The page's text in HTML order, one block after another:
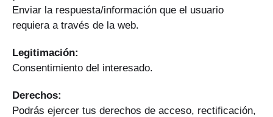
Enviar la respuesta/información que el usuario
requiera a través de la web.
Legitimación:
Consentimiento del interesado.
Derechos:
Podrás ejercer tus derechos de acceso, rectificación,